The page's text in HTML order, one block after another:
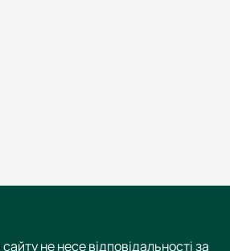
не несе відповідальності за